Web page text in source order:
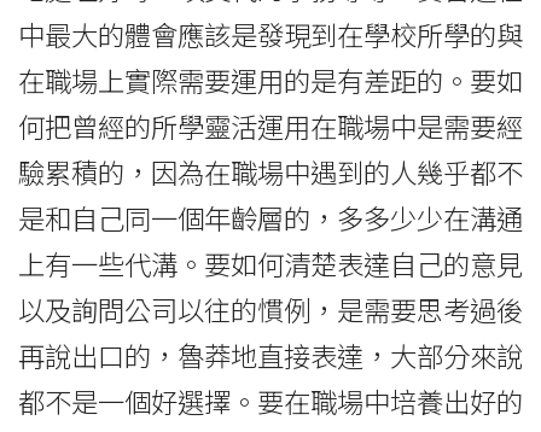
中最大的體會應該是發現到在學校所學的與
在職場上實際需要運用的是有差距的。要如
何把曾經的所學靈活運用在職場中是需要經
驗累積的，因為在職場中遇到的人幾乎都不
是和自己同一個年齡層的，多多少少在溝通
上有一些代溝。要如何清楚表達自己的意見
以及詢問公司以往的慣例，是需要思考過後
再說出口的，魯莽地直接表達，大部分來說
都不是一個好選擇。要在職場中培養出好的